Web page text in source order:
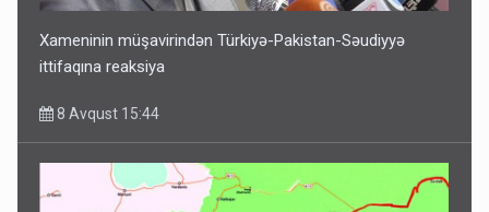
Xameninin müşavirindən Türkiyə-Pakistan-Səudiyyə
ittifaqına reaksiya
8 Avqust 15:44